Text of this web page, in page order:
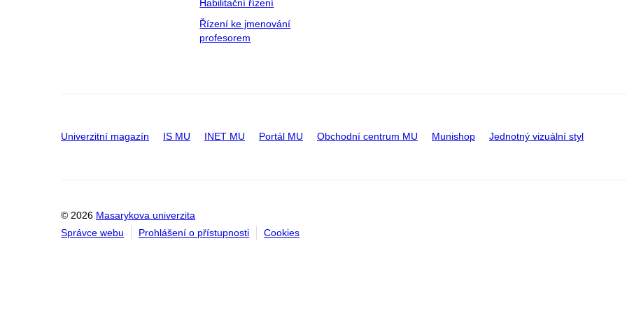
Habilitační řízení
Řízení ke jmenování
profesorem
Univerzitní magazín IS MU INET MU Portál MU Obchodní centrum MU Munishop Jednotný vizuální styl
© 2026 Masarykova univerzita
Správce webu
Prohlášení o přístupnosti Cookies